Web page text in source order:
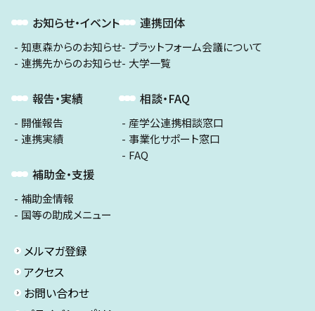
お知らせ・イベント
知恵森からのお知らせ
連携先からのお知らせ
報告・実績
開催報告
連携実績
補助金・支援
補助金情報
国等の助成メニュー
連携団体
プラットフォーム会議について
大学一覧
相談・FAQ
産学公連携相談窓口
事業化サポート窓口
FAQ
メルマガ登録
アクセス
お問い合わせ